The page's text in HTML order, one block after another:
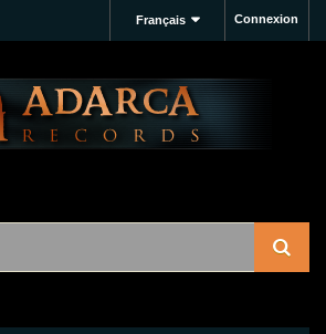
Connexion
Français